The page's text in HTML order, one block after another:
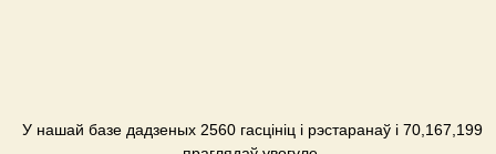
У нашай базе дадзеных 2560 гасцініц і рэстаранаў і 70,167,199